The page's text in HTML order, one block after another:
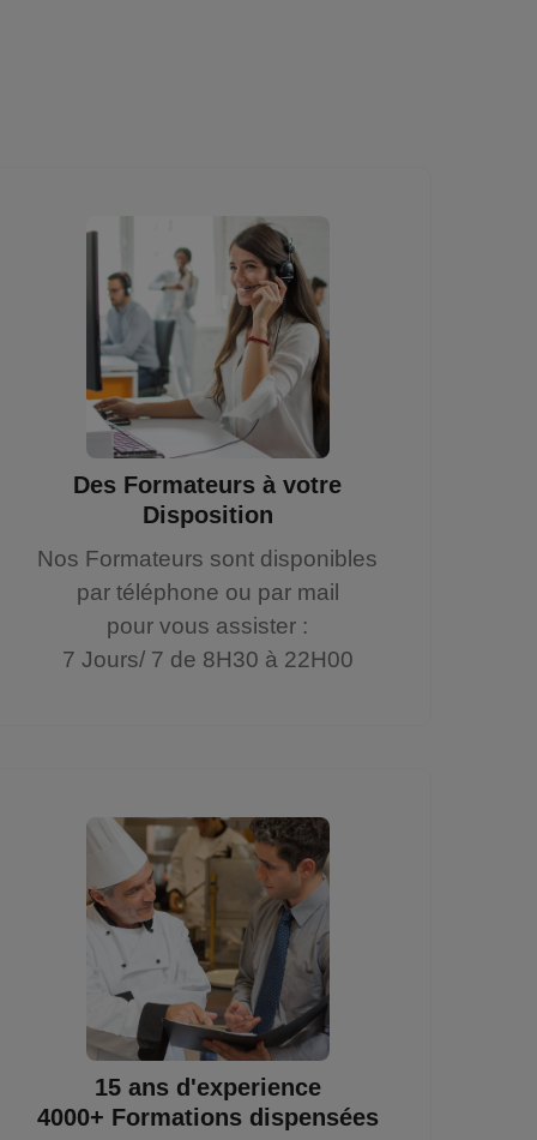
Des Formateurs à votre
Disposition
Nos Formateurs sont disponibles
par téléphone ou par mail
pour vous assister :
7 Jours/ 7 de 8H30 à 22H00
15 ans d'experience
4000+ Formations dispensées